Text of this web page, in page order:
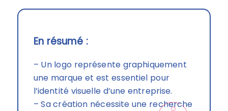
En résumé :
– Un logo représente graphiquement
une marque et est essentiel pour
l’identité visuelle d’une entreprise.
– Sa création nécessite une recherche